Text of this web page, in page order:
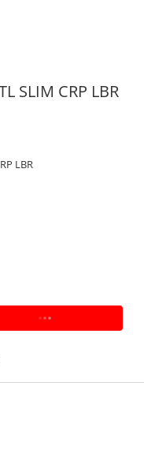
SLIM CRP LBR
LBR
ADAUGA IN COS